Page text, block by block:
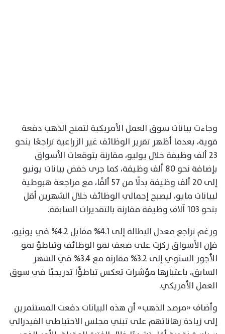
وجاءت بيانات سوق العمل الأمريكية لتمنح الذهب دفعة
قوية، بعدما أظهر تقرير الوظائف غير الزراعية تراجعًا بنحو
23 ألف وظيفة خلال يوليو، مقارنة بتوقعات الأسواق
بإضافة نحو 80 ألف وظيفة، كما جرى خفض بيانات يونيو
إلى 20 ألف وظيفة بدلًا من 57 ألفًا، مع مراجعة هبوطية
لبيانات مايو، ليصبح إجمالي الوظائف خلال الشهرين أقل
بنحو 103 آلاف وظيفة مقارنة بالتقديرات السابقة.
ورغم تراجع معدل البطالة إلى 4.1% مقابل 4.2% في يونيو،
فإن الأسواق ركزت على ضعف نمو الوظائف وتباطؤ نمو
الأجور السنوي إلى 3.2% مقارنة مع 3.4% في الشهر
السابق، باعتبارها مؤشرات تعكس تباطؤًا تدريجيًا في سوق
العمل الأمريكي.
وأضاف «مرصد الذهب» أن هذه البيانات دفعت المستثمرين
إلى زيادة رهاناتهم على تبني مجلس الاحتياطي الفيدرالي